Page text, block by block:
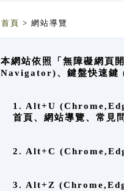
首頁 > 網站導覽
本網站依照「無障礙網頁
Navigator)、鍵盤快速鍵
1. Alt+U
首頁、網站導覽、常見
2. Alt+C
3. Alt+Z